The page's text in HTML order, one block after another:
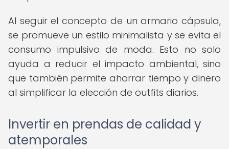
Al seguir el concepto de un armario cápsula,
se promueve un estilo minimalista y se evita el
consumo impulsivo de moda. Esto no solo
ayuda a reducir el impacto ambiental, sino
que también permite ahorrar tiempo y dinero
al simplificar la elección de outfits diarios.
Invertir en prendas de calidad y
atemporales